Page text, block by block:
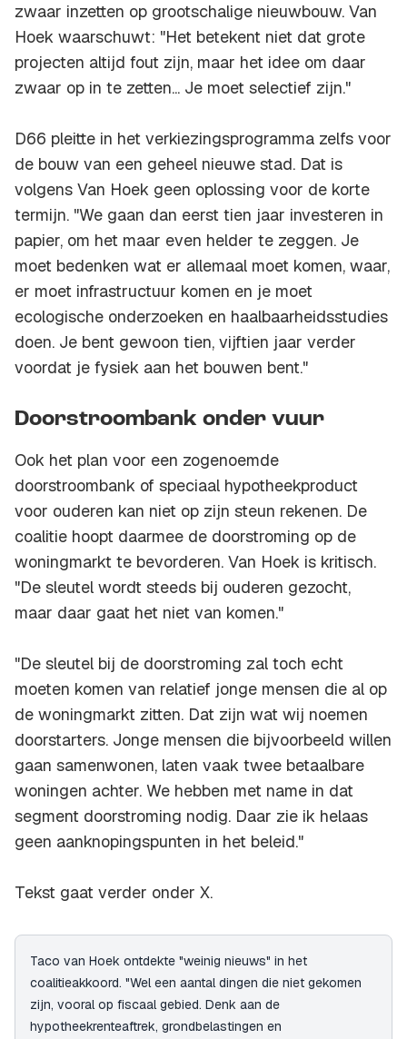
zwaar inzetten op grootschalige nieuwbouw. Van
Hoek waarschuwt: "Het betekent niet dat grote
projecten altijd fout zijn, maar het idee om daar
zwaar op in te zetten... Je moet selectief zijn."
D66 pleitte in het verkiezingsprogramma zelfs voor
de bouw van een geheel nieuwe stad. Dat is
volgens Van Hoek geen oplossing voor de korte
termijn. "We gaan dan eerst tien jaar investeren in
papier, om het maar even helder te zeggen. Je
moet bedenken wat er allemaal moet komen, waar,
er moet infrastructuur komen en je moet
ecologische onderzoeken en haalbaarheidsstudies
doen. Je bent gewoon tien, vijftien jaar verder
voordat je fysiek aan het bouwen bent."
Doorstroombank onder vuur
Ook het plan voor een zogenoemde
doorstroombank of speciaal hypotheekproduct
voor ouderen kan niet op zijn steun rekenen. De
coalitie hoopt daarmee de doorstroming op de
woningmarkt te bevorderen. Van Hoek is kritisch.
"De sleutel wordt steeds bij ouderen gezocht,
maar daar gaat het niet van komen."
"De sleutel bij de doorstroming zal toch echt
moeten komen van relatief jonge mensen die al op
de woningmarkt zitten. Dat zijn wat wij noemen
doorstarters. Jonge mensen die bijvoorbeeld willen
gaan samenwonen, laten vaak twee betaalbare
woningen achter. We hebben met name in dat
segment doorstroming nodig. Daar zie ik helaas
geen aanknopingspunten in het beleid."
Tekst gaat verder onder X.
Taco van Hoek ontdekte "weinig nieuws" in het
coalitieakkoord. "Wel een aantal dingen die niet gekomen
zijn, vooral op fiscaal gebied. Denk aan de
hypotheekrenteaftrek, grondbelastingen en